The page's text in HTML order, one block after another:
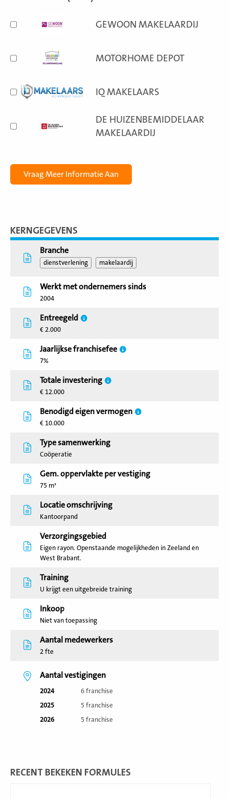
GEWOON MAKELAARDIJ
MOTORHOME DEPOT
IQ MAKELAARS
DE HUIZENBEMIDDELAAR
MAKELAARDIJ
KERNGEGEVENS
Branche
dienstverlening makelaardij
Werkt met ondernemers sinds
2004
Entreegeld
€ 2.000
Jaarlijkse franchisefee
7%
Totale investering
€ 12.000
Benodigd eigen vermogen
€ 10.000
Type samenwerking
Coöperatie
Gem. oppervlakte per vestiging
75 m²
Locatie omschrijving
Kantoorpand
Verzorgingsgebied
Eigen rayon. Openstaande mogelijkheden in Zeeland en
West Brabant.
Training
U krijgt een uitgebreide training
Inkoop
Niet van toepassing
Aantal medewerkers
2 fte
Aantal vestigingen
2024
6 franchise
2025
5 franchise
2026
5 franchise
RECENT BEKEKEN FORMULES